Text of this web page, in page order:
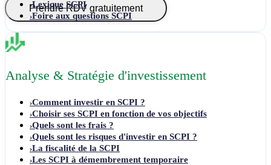
Prendre RDV gratuitement
›Lexique SCPI
›Foire aux questions SCPI
Analyse & Stratégie d'investissement
›Comment investir en SCPI ?
›Choisir ses SCPI en fonction de vos objectifs
›Quels sont les frais ?
›Quels sont les risques d'investir en SCPI ?
›La fiscalité de la SCPI
›Les SCPI à démembrement temporaire